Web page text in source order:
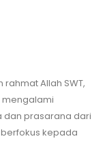
Allah SWT,
mengalami
prasarana dari
berfokus kepada